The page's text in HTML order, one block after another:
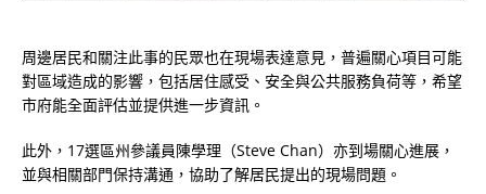
周邊居民和關注此事的民眾也在現場表達意見，普遍關心項目可能
對區域造成的影響，包括居住感受、安全與公共服務負荷等，希望
市府能全面評估並提供進一步資訊。
此外，17選區州參議員陳學理（Steve Chan）亦到場關心進展，
並與相關部門保持溝通，協助了解居民提出的現場問題。